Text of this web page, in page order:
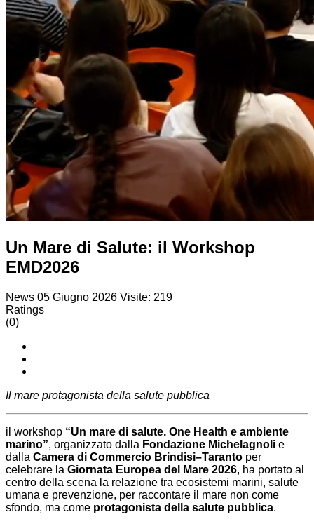
Un Mare di Salute: il Workshop
EMD2026
News 05 Giugno 2026 Visite: 219
Ratings
(0)
Il mare protagonista della salute pubblica
il workshop “Un mare di salute. One Health e ambiente
marino”, organizzato dalla Fondazione Michelagnoli e
dalla Camera di Commercio Brindisi–Taranto per
celebrare la Giornata Europea del Mare 2026, ha portato al
centro della scena la relazione tra ecosistemi marini, salute
umana e prevenzione, per raccontare il mare non come
sfondo, ma come protagonista della salute pubblica.